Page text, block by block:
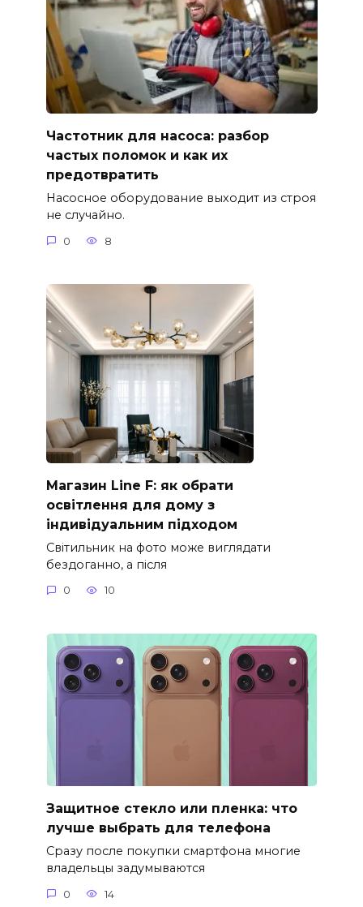
Частотник для насоса: разбор
частых поломок и как их
предотвратить
Насосное оборудование выходит из строя
не случайно.
0 8
Магазин Line F: як обрати
освітлення для дому з
індивідуальним підходом
Світильник на фото може виглядати
бездоганно, а після
0 10
Защитное стекло или пленка: что
лучше выбрать для телефона
Сразу после покупки смартфона многие
владельцы задумываются
0 14